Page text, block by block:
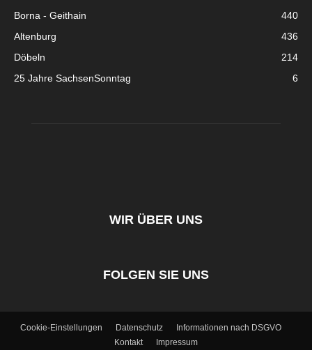
Borna - Geithain
440
Altenburg
436
Döbeln
214
25 Jahre SachsenSonntag
6
WIR ÜBER UNS
FOLGEN SIE UNS
Cookie-Einstellungen Datenschutz
Informationen nach DSGVO
Kontakt
Impressum